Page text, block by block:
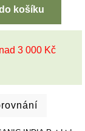
3 000 Kč